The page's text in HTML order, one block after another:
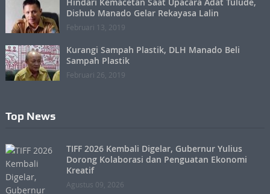
Dishub Manado Gelar Rekayasa Lalin
Februari 13, 2019
Kurangi Sampah Plastik, DLH Manado Beli
Sampah Plastik
Februari 26, 2019
Top News
TIFF 2026 Kembali Digelar, Gubernur Yulius
Dorong Kolaborasi dan Penguatan Ekonomi
Kreatif
Agustus 09, 2026